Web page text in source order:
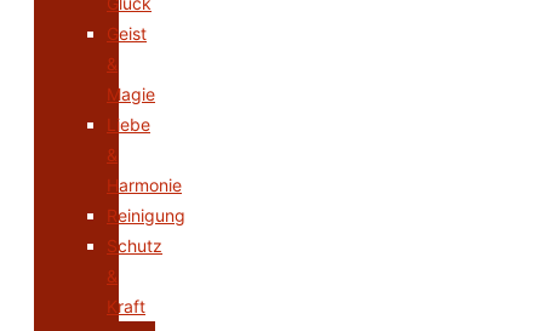
Geist
&
Magie
Liebe
&
Harmonie
Reinigung
Schutz
&
Kraft